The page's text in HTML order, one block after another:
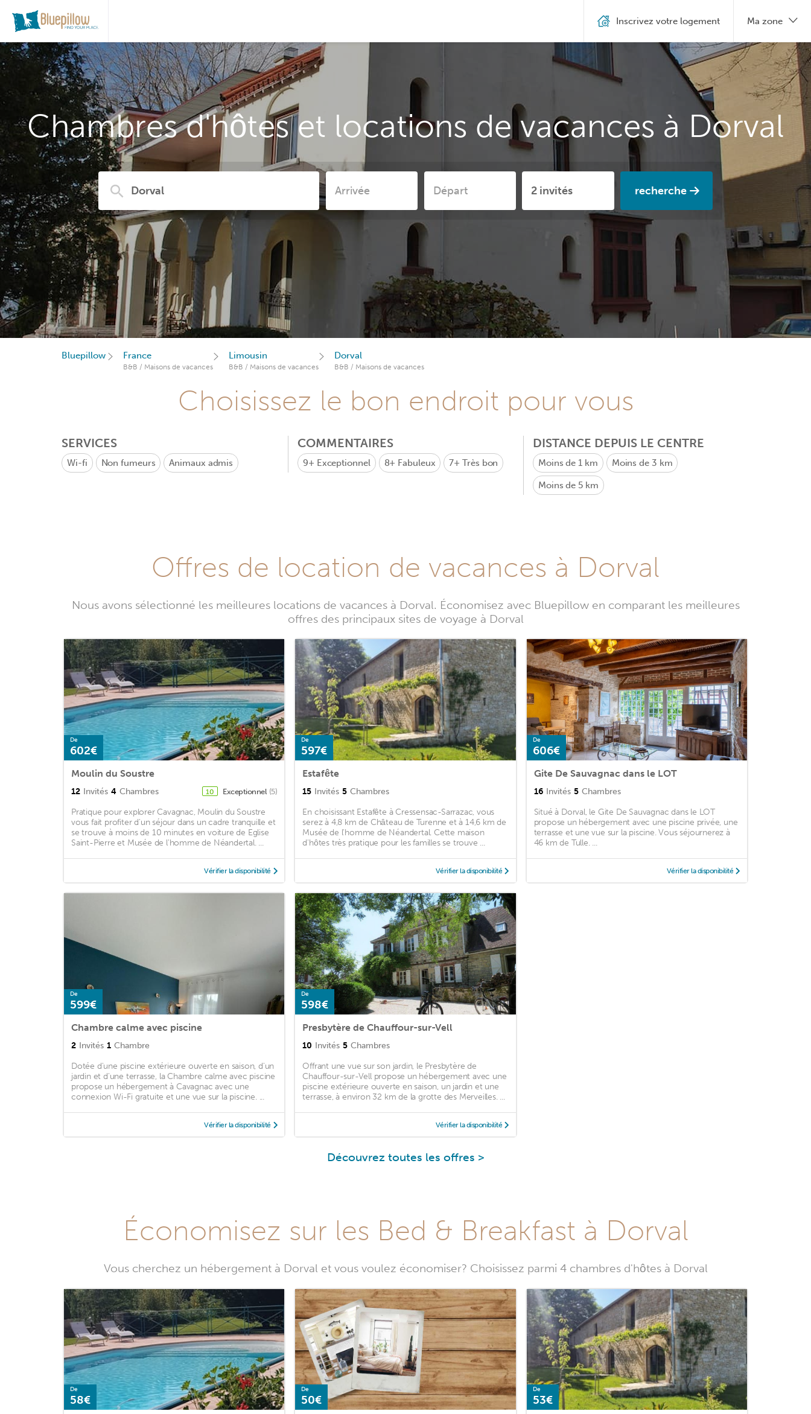
Chambres d'hôtes et locations de vacances à Dorval
recherche
Inscrivez votre logement Ma zone
Bluepillow France
B&B / Maisons de vacances
Limousin
B&B / Maisons de vacances
Dorval
B&B / Maisons de vacances
Choisissez le bon endroit pour vous
SERVICES
Wi-fi Non fumeurs Animaux admis
COMMENTAIRES
9+ Exceptionnel 8+ Fabuleux 7+Très bon
DISTANCE DEPUIS LE CENTRE
Moins de 1 km Moins de 3 km
Moins de 5 km
Offres de location de vacances à Dorval
Nous avons sélectionné les meilleures locations de vacances à Dorval. Économisez avec Bluepillow en comparant les meilleures
offres des principaux sites de voyage à Dorval
De
602€
Moulin du Soustre
12 Invités 4 Chambres 10 Exceptionnel (5)
Pratique pour explorer Cavagnac, Moulin du Soustre
vous fait profiter d'un séjour dans un cadre tranquille et
se trouve à moins de 10 minutes en voiture de Eglise
Saint-Pierre et Musée de l'homme de Néandertal. ...
Vérifier la disponibilité
De
597€
Estafête
15 Invités 5 Chambres
En choisissant Estafête à Cressensac-Sarrazac, vous
serez à 4,8 km de Château de Turenne et à 14,6 km de
Musée de l'homme de Néandertal. Cette maison
d'hôtes très pratique pour les familles se trouve ...
Vérifier la disponibilité
De
606€
Gite De Sauvagnac dans le LOT
16 Invités 5 Chambres
Situé à Dorval, le Gite De Sauvagnac dans le LOT
propose un hébergement avec une piscine privée, une
terrasse et une vue sur la piscine. Vous séjournerez à
46 km de Tulle. ...
Vérifier la disponibilité
De
599€
Chambre calme avec piscine
2 Invités 1 Chambre
Dotée d'une piscine extérieure ouverte en saison, d'un
jardin et d'une terrasse, la Chambre calme avec piscine
propose un hébergement à Cavagnac avec une
connexion Wi-Fi gratuite et une vue sur la piscine. ...
Vérifier la disponibilité
De
598€
Presbytère de Chauffour-sur-Vell
10 Invités 5 Chambres
Offrant une vue sur son jardin, le Presbytère de
Chauffour-sur-Vell propose un hébergement avec une
piscine extérieure ouverte en saison, un jardin et une
terrasse, à environ 32 km de la grotte des Merveilles. ...
Vérifier la disponibilité
Découvrez toutes les offres >
Économisez sur les Bed & Breakfast à Dorval
Vous cherchez un hébergement à Dorval et vous voulez économiser? Choisissez parmi 4 chambres d'hôtes à Dorval
De
58€
De
50€
De
53€